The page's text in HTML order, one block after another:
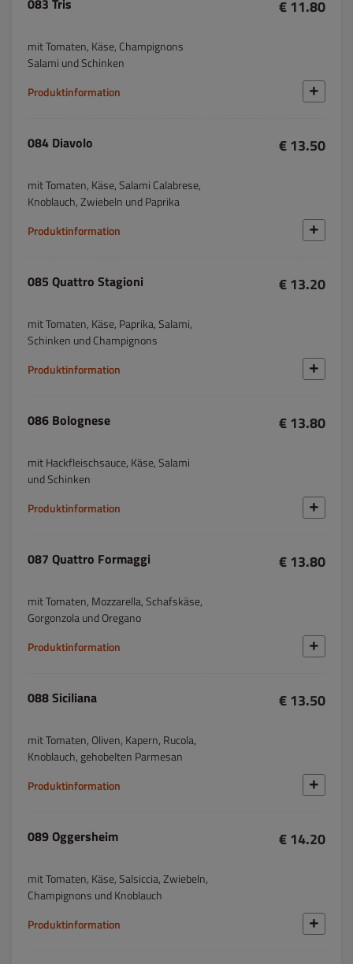
083 Tris € 11.80
mit Tomaten, Käse, Champignons
Salami und Schinken
Produktinformation
084 Diavolo € 13.50
mit Tomaten, Käse, Salami Calabrese,
Knoblauch, Zwiebeln und Paprika
Produktinformation
085 Quattro Stagioni € 13.20
mit Tomaten, Käse, Paprika, Salami,
Schinken und Champignons
Produktinformation
086 Bolognese € 13.80
mit Hackfleischsauce, Käse, Salami
und Schinken
Produktinformation
087 Quattro Formaggi € 13.80
mit Tomaten, Mozzarella, Schafskäse,
Gorgonzola und Oregano
Produktinformation
088 Siciliana € 13.50
mit Tomaten, Oliven, Kapern, Rucola,
Knoblauch, gehobelten Parmesan
Produktinformation
089 Oggersheim € 14.20
mit Tomaten, Käse, Salsiccia, Zwiebeln,
Champignons und Knoblauch
Produktinformation